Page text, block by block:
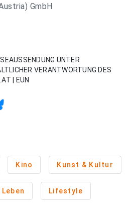
GmbH
UNTER
VERANTWORTUNG DES
| EUN
Kino Kunst & Kultur
Lifestyle